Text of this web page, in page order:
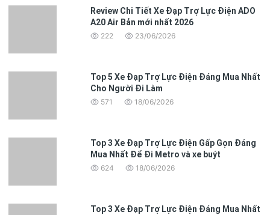
Review Chi Tiết Xe Đạp Trợ Lực Điện ADO
A20 Air Bản mới nhất 2026
222 23/06/2026
Top 5 Xe Đạp Trợ Lực Điện Đáng Mua Nhất
Cho Người Đi Làm
571 18/06/2026
Top 3 Xe Đạp Trợ Lực Điện Gấp Gọn Đáng
Mua Nhất Để Đi Metro và xe buýt
624 18/06/2026
Top 3 Xe Đạp Trợ Lực Điện Đáng Mua Nhất